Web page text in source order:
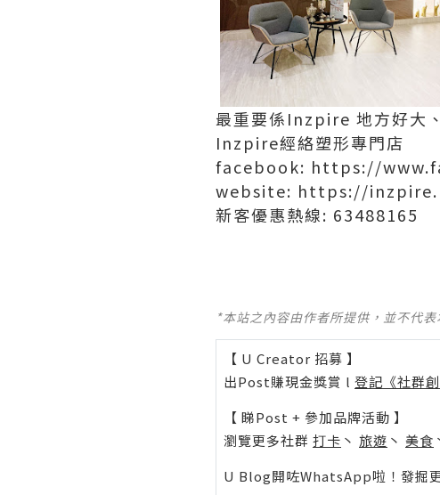
最重要係Inzpire 地方好大
Inzpire經絡塑形專門店
facebook: https://
website: https://
新客優惠熱線: 63488165
*本站之內容由作者所提供，並不代
【 U Creator 招募 】
出Post賺現金獎賞 l 登記《社群
【 睇Post + 參加品牌活動 】
瀏覽更多社群 打卡 丶 旅遊 丶 美食
U Blog開咗WhatsApp啦！發掘